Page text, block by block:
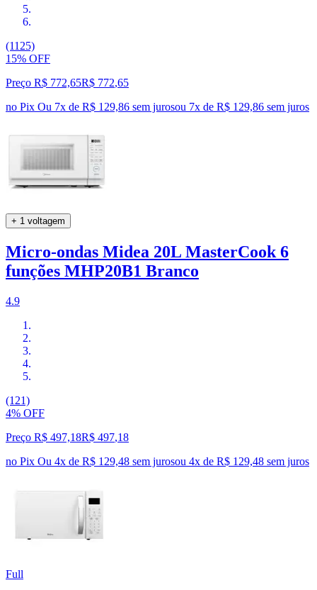
(1125)
15% OFF
Preço R$ 772,65R$ 772,65
no Pix Ou 7x de R$ 129,86 sem jurosou 7x de R$ 129,86 sem juros
+ 1 voltagem
Micro-ondas Midea 20L MasterCook 6
funções MHP20B1 Branco
4.9
(121)
4% OFF
Preço R$ 497,18R$ 497,18
no Pix Ou 4x de R$ 129,48 sem jurosou 4x de R$ 129,48 sem juros
Full